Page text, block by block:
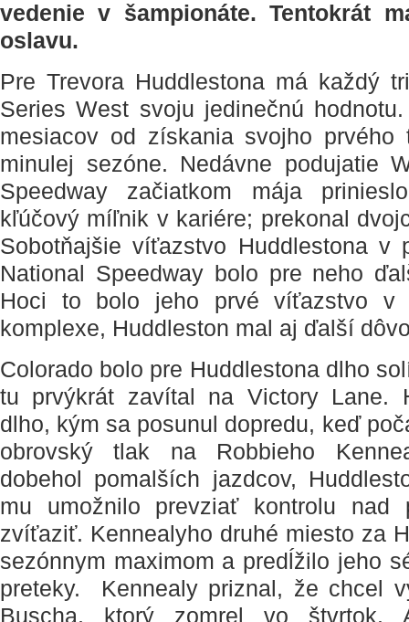
vedenie v šampionáte. Tentokrát
oslavu.
Pre Trevora Huddlestona má každý
Series West svoju jedinečnú
mesiacov od získania svojho
minulej sezóne. Nedávne podujatie
Speedway začiatkom mája
kľúčový míľnik v kariére; prekonal
Sobotňajšie víťazstvo Huddlestona v
National Speedway bolo pre neho
Hoci to bolo jeho prvé víťazstvo v
komplexe, Huddleston mal aj ďalší
Colorado bolo pre Huddlestona dlho
tu prvýkrát zavítal na Victory Lane.
dlho, kým sa posunul dopredu, keď
obrovský tlak na Robbieho
dobehol pomalších jazdcov,
mu umožnilo prevziať kontrolu nad
zvíťaziť. Kennealyho druhé miesto za
sezónnym maximom a predĺžilo jeho
preteky. Kennealy priznal, že chcel
Buscha, ktorý zomrel vo štvrtok.